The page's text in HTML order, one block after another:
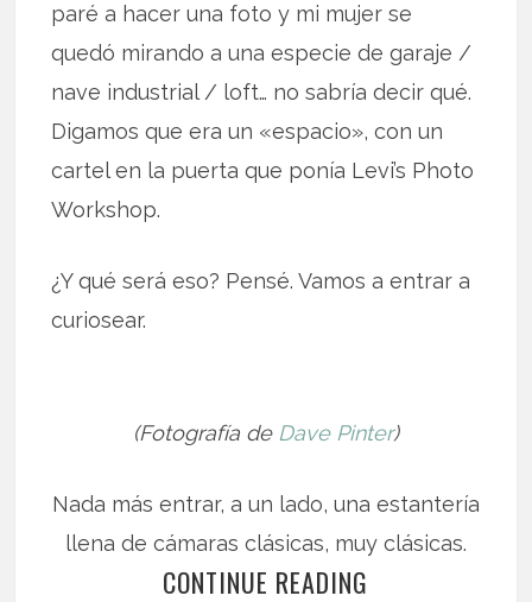
paré a hacer una foto y mi mujer se
quedó mirando a una especie de garaje /
nave industrial / loft… no sabría decir qué.
Digamos que era un «espacio», con un
cartel en la puerta que ponía Levi’s Photo
Workshop.
¿Y qué será eso? Pensé. Vamos a entrar a
curiosear.
(Fotografía de Dave Pinter)
Nada más entrar, a un lado, una estantería
llena de cámaras clásicas, muy clásicas.
CONTINUE READING